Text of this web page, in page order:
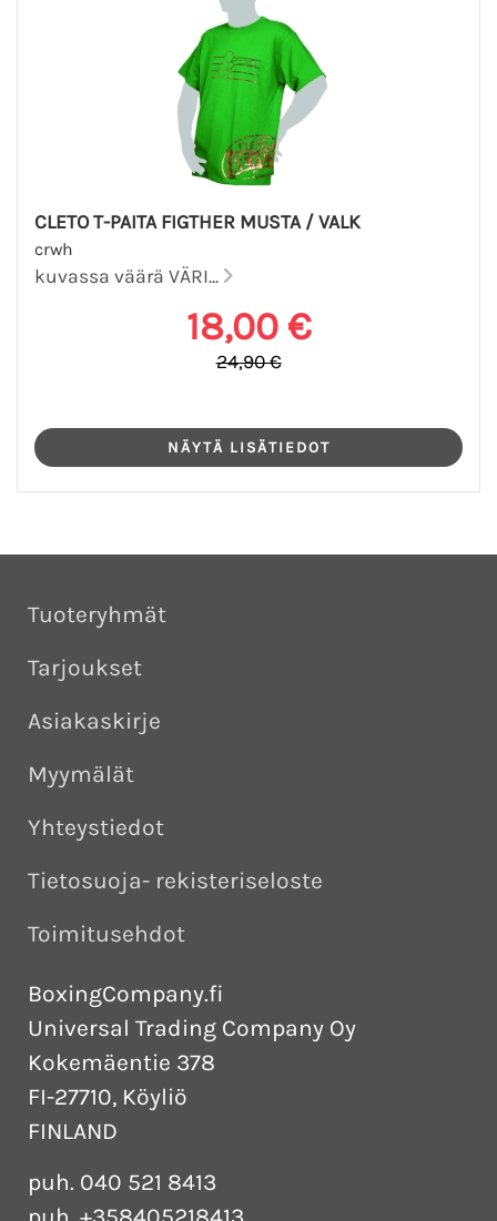
CLETO T-PAITA FIGTHER MUSTA / VALK
crwh
kuvassa väärä VÄRI...
18,00 €
24,90 €
Tuoteryhmät
Tarjoukset
Asiakaskirje
Myymälät
Yhteystiedot
Tietosuoja- rekisteriseloste
Toimitusehdot
BoxingCompany.fi
Universal Trading Company Oy
Kokemäentie 378
FI-27710, Köyliö
FINLAND
puh. 040 521 8413